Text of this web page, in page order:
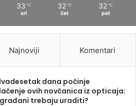
33 ℃
sri
32 ℃
čet
32 ℃
pet
Najnoviji Komentari
dana počinje
ovih novčanica iz opticaja:
trebaju uraditi?